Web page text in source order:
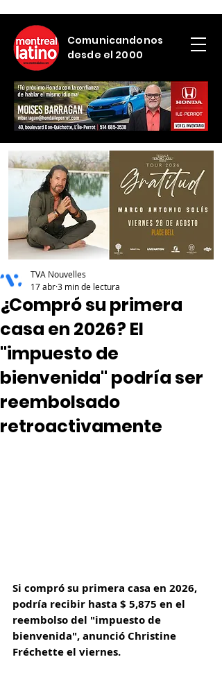
Comunicandonos
desde el 2000
¿Compró su primera
casa en 2026? El
"impuesto de
bienvenida" podría ser
reembolsado
retroactivamente
TVA Nouvelles
17 abr3 min de lectura
Si compró su primera casa en 2026,
podría recibir hasta $ 5,875 en el
reembolso del "impuesto de
bienvenida", anunció Christine
Fréchette el viernes.